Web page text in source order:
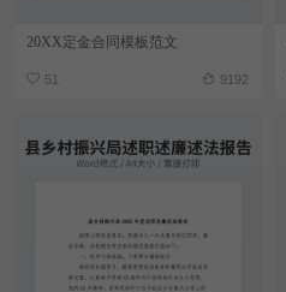
20XX定金合同模板范文
51 9192